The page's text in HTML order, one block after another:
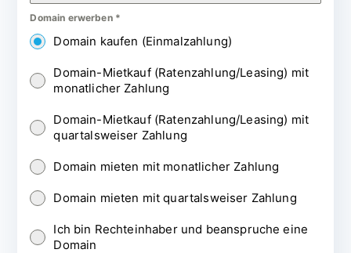
Domain erwerben *
Domain kaufen (Einmalzahlung)
Domain-Mietkauf (Ratenzahlung/Leasing) mit
monatlicher Zahlung
Domain-Mietkauf (Ratenzahlung/Leasing) mit
quartalsweiser Zahlung
Domain mieten mit monatlicher Zahlung
Domain mieten mit quartalsweiser Zahlung
Ich bin Rechteinhaber und beanspruche eine
Domain